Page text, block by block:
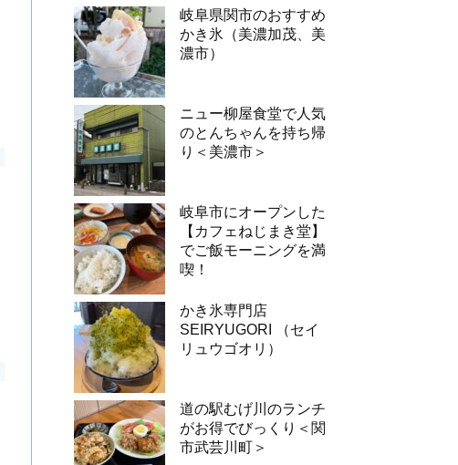
岐阜県関市のおすすめ
かき氷（美濃加茂、美
濃市）
ニュー柳屋食堂で人気
のとんちゃんを持ち帰
り＜美濃市＞
岐阜市にオープンした
【カフェねじまき堂】
でご飯モーニングを満
喫！
かき氷専門店
SEIRYUGORI （セイ
リュウゴオリ）
道の駅むげ川のランチ
がお得でびっくり＜関
市武芸川町＞